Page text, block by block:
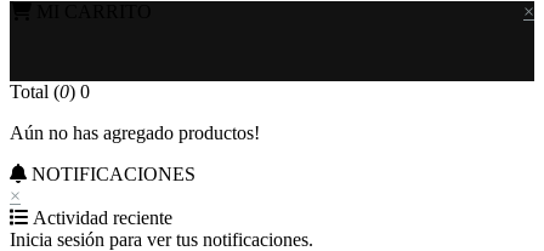
×
Total (0) 0
Aún no has agregado productos!
NOTIFICACIONES
×
Actividad reciente
Inicia sesión para ver tus notificaciones.